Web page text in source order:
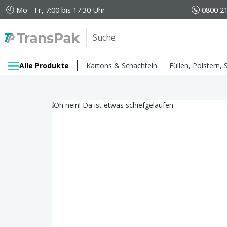
Mo - Fr, 7:00 bis 17:30 Uhr 0800
Alle Produkte Kartons & Schachteln Füllen, Polstern,